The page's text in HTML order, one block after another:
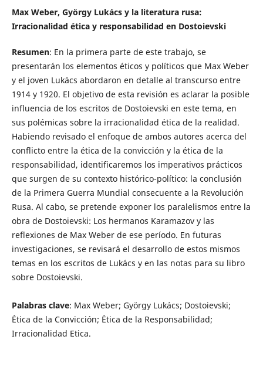
Max Weber, György Lukács y la literatura rusa:
Irracionalidad ética y responsabilidad en Dostoievski
Resumen: En la primera parte de este trabajo, se
presentarán los elementos éticos y políticos que Max Weber
y el joven Lukács abordaron en detalle al transcurso entre
1914 y 1920. El objetivo de esta revisión es aclarar la posible
influencia de los escritos de Dostoievski en este tema, en
sus polémicas sobre la irracionalidad ética de la realidad.
Habiendo revisado el enfoque de ambos autores acerca del
conflicto entre la ética de la convicción y la ética de la
responsabilidad, identificaremos los imperativos prácticos
que surgen de su contexto histórico-político: la conclusión
de la Primera Guerra Mundial consecuente a la Revolución
Rusa. Al cabo, se pretende exponer los paralelismos entre la
obra de Dostoievski: Los hermanos Karamazov y las
reflexiones de Max Weber de ese período. En futuras
investigaciones, se revisará el desarrollo de estos mismos
temas en los escritos de Lukács y en las notas para su libro
sobre Dostoievski.
Palabras clave: Max Weber; György Lukács; Dostoievski;
Ética de la Convicción; Ética de la Responsabilidad;
Irracionalidad Etica.